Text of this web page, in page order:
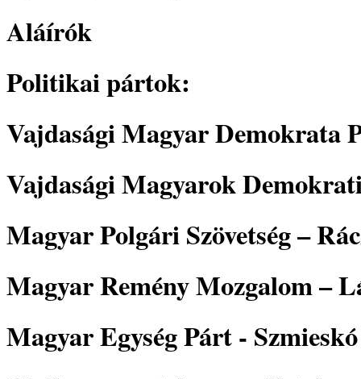
Aláírók
Politikai pártok:
Vajdasági Magyar Demokrata
Vajdasági Magyarok
Magyar Polgári Szövetség –
Magyar Remény Mozgalom –
Magyar Egység Párt -